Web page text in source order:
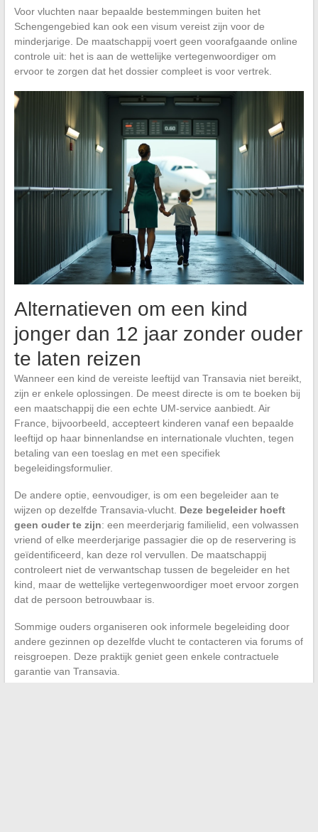
Voor vluchten naar bepaalde bestemmingen buiten het
Schengengebied kan ook een visum vereist zijn voor de
minderjarige. De maatschappij voert geen voorafgaande online
controle uit: het is aan de wettelijke vertegenwoordiger om
ervoor te zorgen dat het dossier compleet is voor vertrek.
Alternatieven om een kind
jonger dan 12 jaar zonder ouder
te laten reizen
Wanneer een kind de vereiste leeftijd van Transavia niet bereikt,
zijn er enkele oplossingen. De meest directe is om te boeken bij
een maatschappij die een echte UM-service aanbiedt. Air
France, bijvoorbeeld, accepteert kinderen vanaf een bepaalde
leeftijd op haar binnenlandse en internationale vluchten, tegen
betaling van een toeslag en met een specifiek
begeleidingsformulier.
De andere optie, eenvoudiger, is om een begeleider aan te
wijzen op dezelfde Transavia-vlucht. Deze begeleider hoeft
geen ouder te zijn: een meerderjarig familielid, een volwassen
vriend of elke meerderjarige passagier die op de reservering is
geïdentificeerd, kan deze rol vervullen. De maatschappij
controleert niet de verwantschap tussen de begeleider en het
kind, maar de wettelijke vertegenwoordiger moet ervoor zorgen
dat de persoon betrouwbaar is.
Sommige ouders organiseren ook informele begeleiding door
andere gezinnen op dezelfde vlucht te contacteren via forums of
reisgroepen. Deze praktijk geniet geen enkele contractuele
garantie van Transavia.